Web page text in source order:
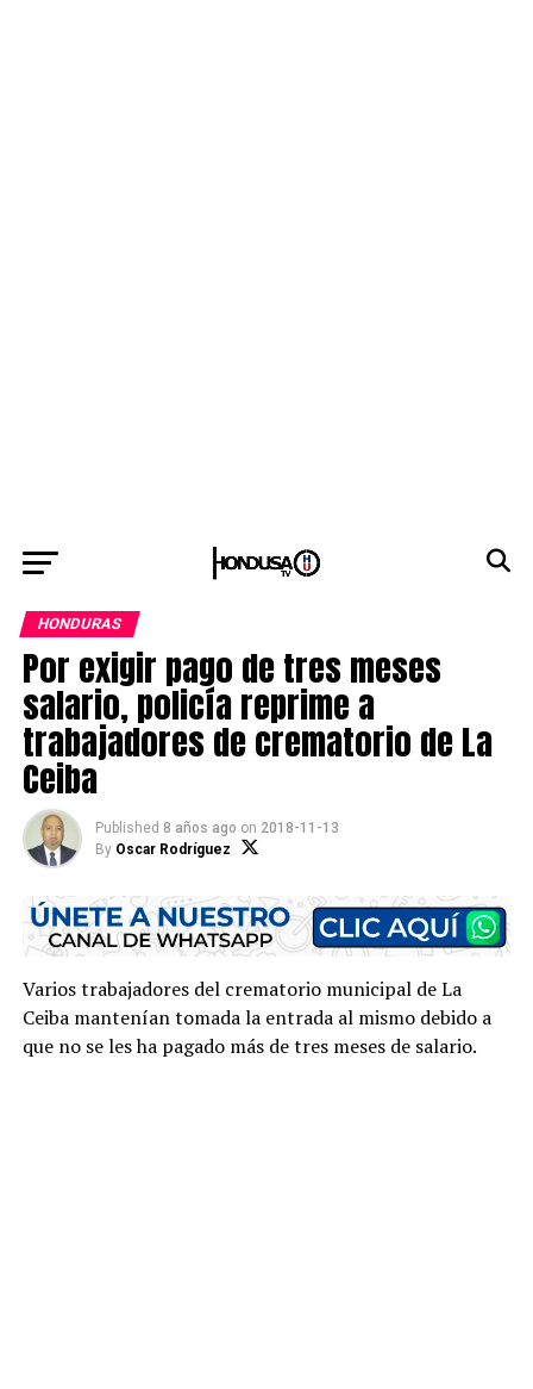
HONDURAS
Por exigir pago de tres meses
salario, policía reprime a
trabajadores de crematorio de La
Ceiba
Published 8 años ago on 2018-11-13
By Oscar Rodríguez
Varios trabajadores del crematorio municipal de La
Ceiba mantenían tomada la entrada al mismo debido a
que no se les ha pagado más de tres meses de salario.